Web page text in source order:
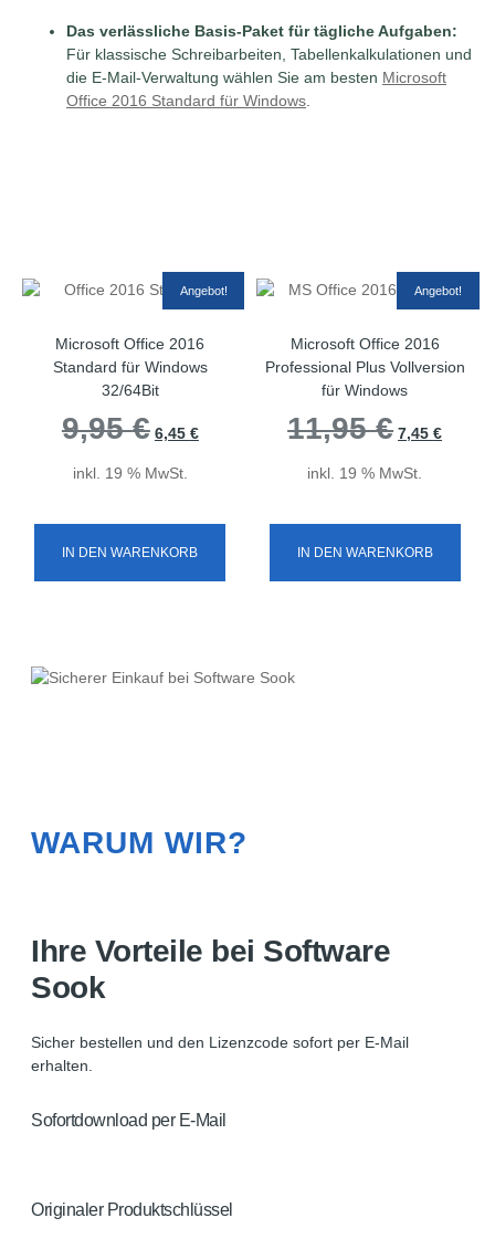
Das verlässliche Basis-Paket für tägliche Aufgaben:
Für klassische Schreibarbeiten, Tabellenkalkulationen und
die E-Mail-Verwaltung wählen Sie am besten Microsoft
Office 2016 Standard für Windows
Angebot!
Microsoft Office 2016
Standard für Windows
32/64Bit
9,95€ Preis
war:
6,45 €
Preis
inkl. 19 % MwSt.
IN DEN WARENKORB
Angebot!
Microsoft Office 2016
Professional Plus Vollversion
für Windows
11,95€ Preis
war:
7,45€
Preis
inkl. 19 % MwSt.
IN DEN WARENKORB
WARUM WIR?
Ihre Vorteile bei Software
Sook
Sicher bestellen und den Lizenzcode sofort per E-Mail
erhalten.
Sofortdownload per E-Mail
Originaler Produktschlüssel